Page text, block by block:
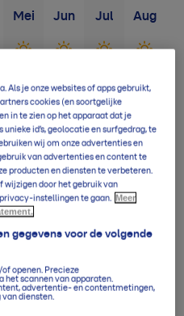
Mei
17d
Jun
17d
Jul
19d
Aug
Als je onze websites of apps gebruikt,
cookies (en soortgelijke
in te zien op het apparaat dat je
id’s, geolocatie en surfgedrag, te
wij om onze advertenties en
van advertenties en content te
producten en diensten te verbeteren.
wijzigen door het gebruik van
instellingen te gaan. Meer
gegevens voor de volgende
openen. Precieze
scannen van apparaten.
advertentie- en contentmetingen,
van diensten.